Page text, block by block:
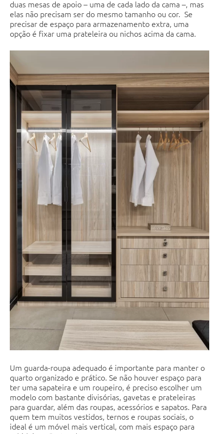
duas mesas de apoio – uma de cada lado da cama –, mas
elas não precisam ser do mesmo tamanho ou cor. Se
precisar de espaço para armazenamento extra, uma
opção é fixar uma prateleira ou nichos acima da cama.
Um guarda-roupa adequado é importante para manter o
quarto organizado e prático. Se não houver espaço para
ter uma sapateira e um roupeiro, é preciso escolher um
modelo com bastante divisórias, gavetas e prateleiras
para guardar, além das roupas, acessórios e sapatos. Para
quem tem muitos vestidos, ternos e roupas sociais, o
ideal é um móvel mais vertical, com mais espaço para